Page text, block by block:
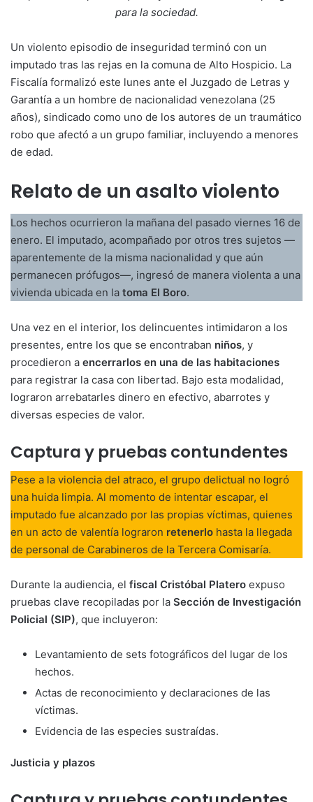
para la sociedad.
Un violento episodio de inseguridad terminó con un
imputado tras las rejas en la comuna de Alto Hospicio. La
Fiscalía formalizó este lunes ante el Juzgado de Letras y
Garantía a un hombre de nacionalidad venezolana (25
años), sindicado como uno de los autores de un traumático
robo que afectó a un grupo familiar, incluyendo a menores
de edad.
Relato de un asalto violento
Los hechos ocurrieron la mañana del pasado viernes 16 de
enero. El imputado, acompañado por otros tres sujetos —
aparentemente de la misma nacionalidad y que aún
permanecen prófugos—, ingresó de manera violenta a una
vivienda ubicada en la toma El Boro.
Una vez en el interior, los delincuentes intimidaron a los
presentes, entre los que se encontraban niños, y
procedieron a encerrarlos en una de las habitaciones
para registrar la casa con libertad. Bajo esta modalidad,
lograron arrebatarles dinero en efectivo, abarrotes y
diversas especies de valor.
Captura y pruebas contundentes
Pese a la violencia del atraco, el grupo delictual no logró
una huida limpia. Al momento de intentar escapar, el
imputado fue alcanzado por las propias víctimas, quienes
en un acto de valentía lograron retenerlo hasta la llegada
de personal de Carabineros de la Tercera Comisaría.
Durante la audiencia, el fiscal Cristóbal Platero expuso
pruebas clave recopiladas por la Sección de Investigación
Policial (SIP), que incluyeron:
Levantamiento de sets fotográficos del lugar de los
hechos.
Actas de reconocimiento y declaraciones de las
víctimas.
Evidencia de las especies sustraídas.
Justicia y plazos